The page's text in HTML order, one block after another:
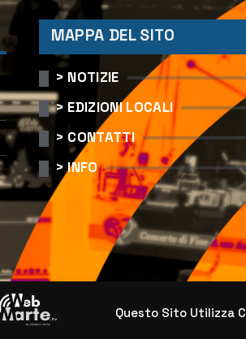
Questo Sito Utilizza
MAPPA DEL SITO
> NOTIZIE
> EDIZIONI LOCALI
> CONTATTI
> INFO